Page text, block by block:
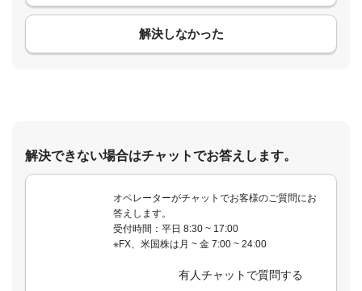
解決しなかった
解決できない場合はチャットでお答えします。
オペレーターがチャットでお客様のご質問にお
答えします。
受付時間：平日 8:30 ~ 17:00
※FX、米国株は月 ~ 金 7:00 ~ 24:00
有人チャットで質問する